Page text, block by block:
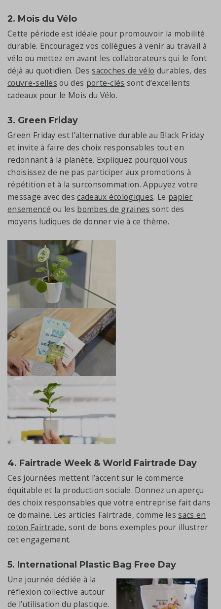
2. Mois du Vélo
Cette période est idéale pour promouvoir la mobilité
durable. Encouragez vos collègues à venir au travail à
vélo ou mettez en avant les collaborateurs qui le font
déjà au quotidien. Dessacoches de vélo durables, des
couvre-selles ou des porte-clés sont d’excellents
cadeaux pour le Mois du Vélo.
3. Green Friday
Green Friday est l’alternative durable au Black Friday
et invite à faire des choix responsables tout en
redonnant à la planète. Expliquez pourquoi vous
choisissez de ne pas participer aux promotions à
répétition et à la surconsommation. Appuyez votre
message avec descadeaux écologiques. Le papier
ensemencé ou les bombes de graines sont des
moyens ludiques de donner vie à ce thème.
4. Fairtrade Week & World Fairtrade Day
Ces journées mettent l’accent sur le commerce
équitable et la production sociale. Donnez un aperçu
des choix responsables que votre entreprise fait dans
ce domaine. Les articles Fairtrade, comme lessacs en
coton Fairtrade, sont de bons exemples pour illustrer
cet engagement.
5. International Plastic Bag Free Day
Une journée dédiée à la
réflexion collective autour
de l’utilisation du plastique.